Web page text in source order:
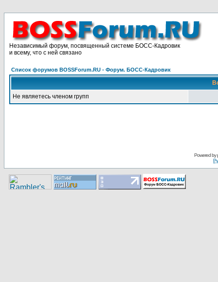
Независимый форум, посвященный системе БОСС-Кадровик
и всему, что с ней связано
Список форумов BOSSForum.RU - Форум. БОСС-Кадровик
Не являетесь членом групп
Pоwerеd by